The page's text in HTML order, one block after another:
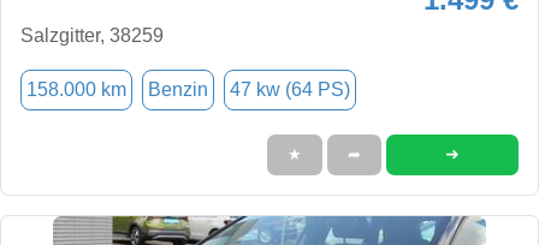
Salzgitter, 38259
158.000 km Benzin 47 kw (64 PS)
★ ➦ ➜